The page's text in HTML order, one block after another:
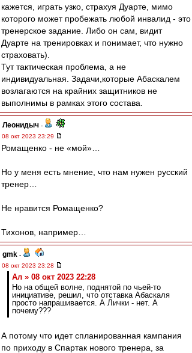
кажется, играть узко, страхуя Дуарте, мимо
которого может пробежать любой инвалид - это
тренерское задание. Либо он сам, видит
Дуарте на тренировках и понимает, что нужно
страховать).
Тут тактическая проблема, а не
индивидуальная. Задачи,которые Абаскалем
возлагаются на крайних защитников не
выполнимы в рамках этого состава.
Леонидыч -
08 окт 2023 23:29
Ромащенко - не «мой»…
Но у меня есть мнение, что нам нужен русский
тренер…
Не нравится Ромащенко?
Тихонов, например…
gmk -
08 окт 2023 23:28
Ал » 08 окт 2023 22:28
Но на общей волне, поднятой по чьей-то
инициативе, решил, что отставка Абаскаля
просто напрашивается. А Лички - нет. А
почему???
А потому что идет спланированная кампания
по приходу в Спартак нового тренера, за